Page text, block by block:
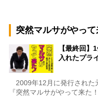
突然マルサがやって
【最終回
入れたプラ
2009年12月に発行された
『突然マルサがやって来た